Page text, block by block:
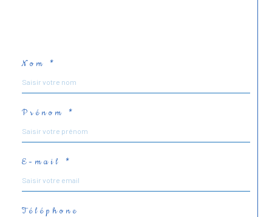
Nom *
Prénom *
E-mail *
Téléphone